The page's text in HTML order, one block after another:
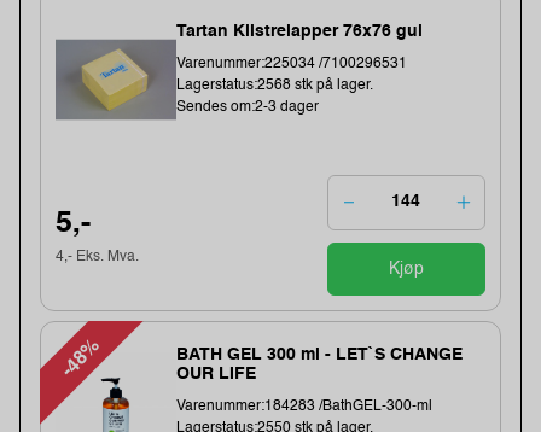
Tartan Klistrelapper 76x76 gul
Varenummer:225034 /7100296531
Lagerstatus:2568 stk på lager.
Sendes om:2-3 dager
5,-
4,- Eks. Mva.
Kjøp
-48%
BATH GEL 300 ml - LET`S CHANGE
OUR LIFE
Varenummer:184283 /BathGEL-300-ml
Lagerstatus:2550 stk på lager.